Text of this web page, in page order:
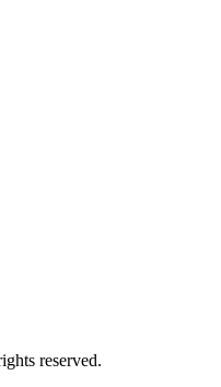
reserved.